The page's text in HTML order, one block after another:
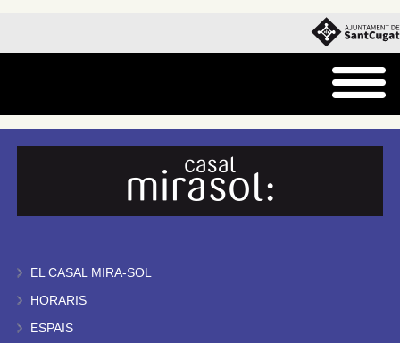
EL CASAL MIRA-SOL
HORARIS
ESPAIS